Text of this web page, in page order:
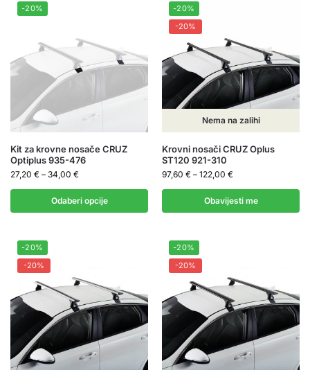
-20%
Kit za krovne nosače CRUZ
Optiplus 935-476
27,20 € – 34,00 €
Odaberi opcije
-20%
-20%
Nema na zalihi
Krovni nosači CRUZ Oplus
ST120 921-310
97,60 € – 122,00 €
Obavijesti me
-20%
-20%
-20%
-20%